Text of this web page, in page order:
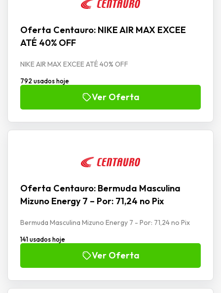
Oferta Centauro: NIKE AIR MAX EXCEE
ATÉ 40% OFF
NIKE AIR MAX EXCEE ATÉ 40% OFF
792 usados hoje
Ver Oferta
Oferta Centauro: Bermuda Masculina
Mizuno Energy 7 – Por: 71,24 no Pix
Bermuda Masculina Mizuno Energy 7 - Por: 71,24 no Pix
141 usados hoje
Ver Oferta